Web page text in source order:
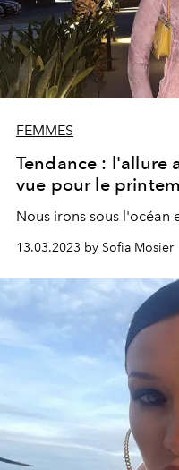
FEMMES
Tendance : l'allure
vue pour le
Nous irons sous l'océan
13.03.2023 by Sofia Mosier